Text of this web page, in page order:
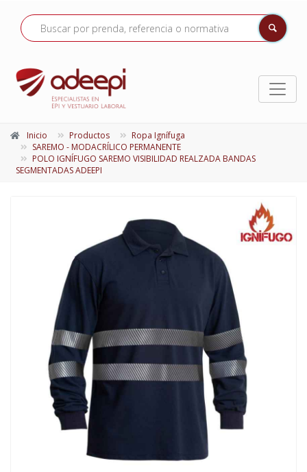
Inicio Productos
Ropa Ignífuga
SAREMO - MODACRÍLICO PERMANENTE
POLO IGNÍFUGO SAREMO VISIBILIDAD REALZADA BANDAS
SEGMENTADAS ADEEPI